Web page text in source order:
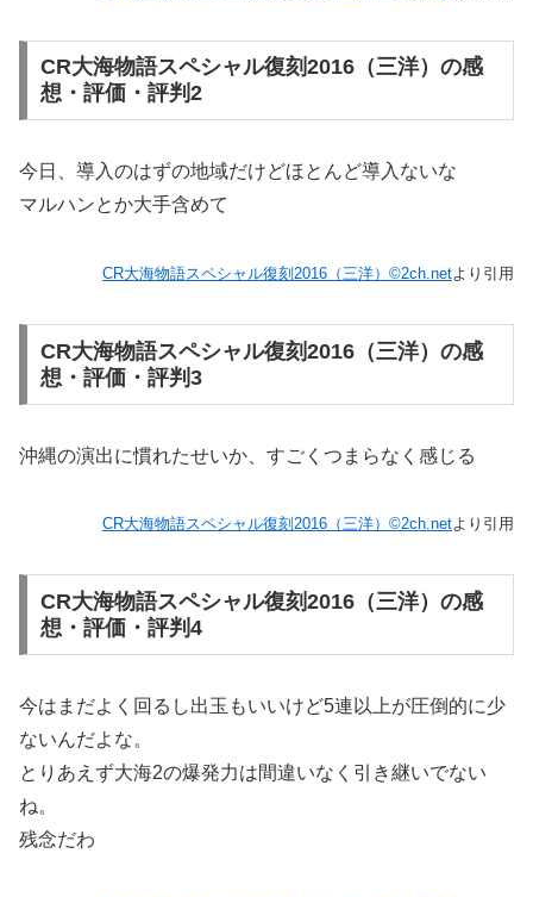
CR大海物語スペシャル復刻2016（三洋）の感
想・評価・評判2
今日、導入のはずの地域だけどほとんど導入ないな
マルハンとか大手含めて
CR大海物語スペシャル復刻2016（三洋）©2ch.netより引用
CR大海物語スペシャル復刻2016（三洋）の感
想・評価・評判3
沖縄の演出に慣れたせいか、すごくつまらなく感じる
CR大海物語スペシャル復刻2016（三洋）©2ch.netより引用
CR大海物語スペシャル復刻2016（三洋）の感
想・評価・評判4
今はまだよく回るし出玉もいいけど5連以上が圧倒的に少
ないんだよな。
とりあえず大海2の爆発力は間違いなく引き継いでない
ね。
残念だわ